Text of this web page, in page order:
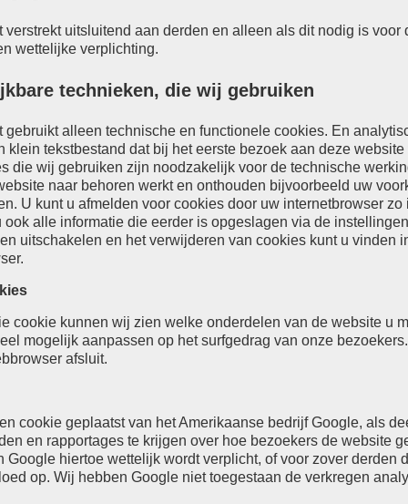
verstrekt uitsluitend aan derden en alleen als dit nodig is
wettelijke verplichting.
technieken, die wij gebruiken
gebruikt alleen technische en functionele cookies. En
klein tekstbestand dat bij het eerste bezoek aan deze
die wij gebruiken zijn noodzakelijk voor de technische
naar behoren werkt en onthouden bijvoorbeeld uw
U kunt u afmelden voor cookies door uw internetbrowser
ook alle informatie die eerder is opgeslagen via de
uitschakelen en het verwijderen van cookies kunt u vinden
cookie kunnen wij zien welke onderdelen van de website u
mogelijk aanpassen op het surfgedrag van onze
afsluit.
cookie geplaatst van het Amerikaanse bedrijf Google, als
en rapportages te krijgen over hoe bezoekers de website
Google hiertoe wettelijk wordt verplicht, of voor zover derden
op. Wij hebben Google niet toegestaan de verkregen